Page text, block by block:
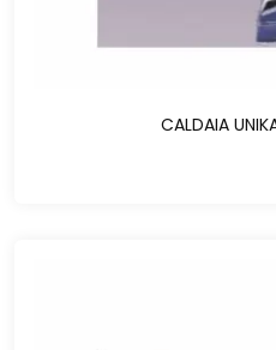
CALDAIA